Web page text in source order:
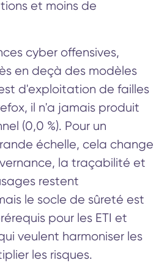
et moins de
cyber offensives,
en deçà des modèles
d'exploitation de failles
il n'a jamais produit
(0,0 %). Pour un
échelle, cela change
la traçabilité et
restent
le socle de sûreté est
pour les ETI et
veulent harmoniser les
les risques.